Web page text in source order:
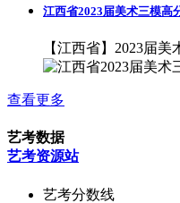
江西省2023届美术三模高
【江西省】2023届
查看更多
艺考数据
艺考资源站
艺考分数线